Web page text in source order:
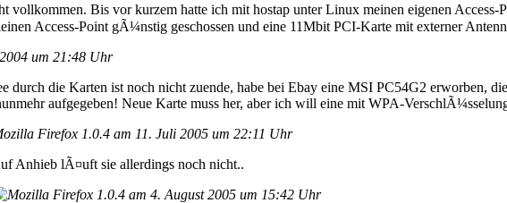
vollkommen. Bis vor kurzem hatte ich mit hostap unter Linux meinen eigenen
Access-Point gÃ¼nstig geschossen und eine 11Mbit PCI-Karte mit externer
um 21:48 Uhr
durch die Karten ist noch nicht zuende, habe bei Ebay eine MSI PC54G2
aufgegeben! Neue Karte muss her, aber ich will eine mit WPA-
am 11. Juli 2005 um 22:11 Uhr
Anhieb lÃ¤uft sie allerdings noch nicht..
am 4. August 2005 um 15:42 Uhr